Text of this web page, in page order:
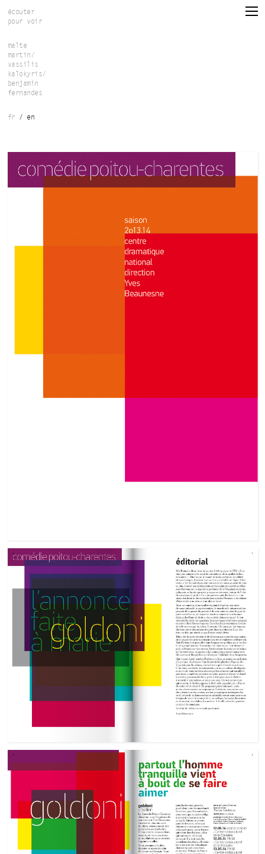
écouter
pour voir
malte
martin/
vassilis
kalokyris/
benjamin
fernandes
fr en